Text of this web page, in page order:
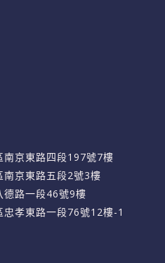
南京東路四段197號7樓
京東路五段2號3樓
德路一段46號9樓
孝東路一段76號12樓-1